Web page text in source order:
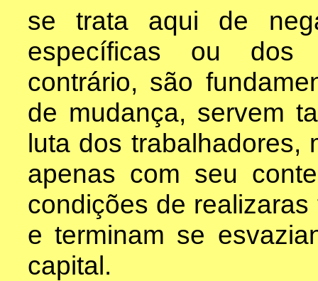
se trata aqui de
específicas ou dos
contrário, são
de mudança, servem
luta dos trabalhadores,
apenas com seu
condições de
e terminam se
capital.